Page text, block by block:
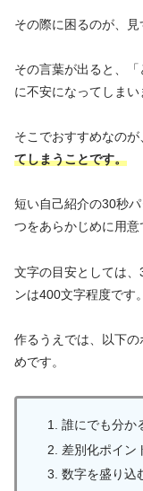
その際に困るのが、見
その言葉が出ると、
に不安になってしまい
そこでおすすめなのが
てしまうことです。
短い自己紹介の30秒
つをあらかじめに用意
文字の目安としては
ンは400文字程度です。
作るうえでは、以下
めです。
誰にでも分か
差別化ポイン
数字を盛り込